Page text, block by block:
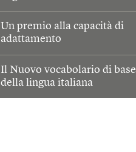
Un premio alla capacità di
adattamento
Il Nuovo vocabolario di base
della lingua italiana